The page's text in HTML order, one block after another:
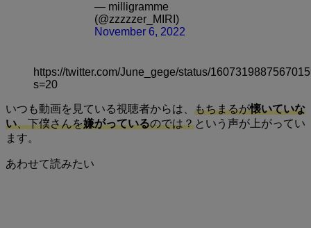
— milligramme
(@zzzzzer_MIRI)
November 6, 2022
https://twitter.com/June_gege/status/
s=20
いつも動画を見ている視聴者からは、 もちまるが懐いていな
い、下僕さんを嫌がっているのでは？という声が上がってい
ます。
あわせて読みたい